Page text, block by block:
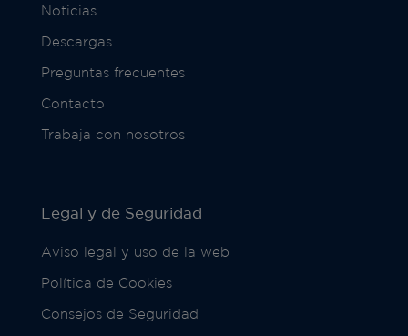
Noticias
Descargas
Preguntas frecuentes
Contacto
Trabaja con nosotros
Legal y de Seguridad
Aviso legal y uso de la web
Política de Cookies
Consejos de Seguridad